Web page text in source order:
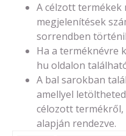
A célzott termékek
megjelenítések
sorrendben
Ha a terméknévre
hu oldalon
A bal sarokban
amellyel
célozott termékről,
alapján rendezve.